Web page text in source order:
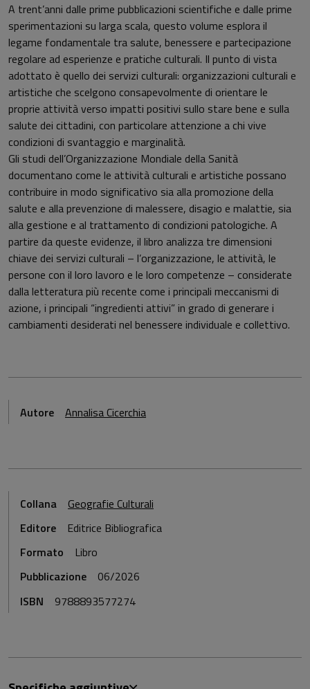
A trent’anni dalle prime pubblicazioni scientifiche e dalle prime
sperimentazioni su larga scala, questo volume esplora il
legame fondamentale tra salute, benessere e partecipazione
regolare ad esperienze e pratiche culturali. Il punto di vista
adottato è quello dei servizi culturali: organizzazioni culturali e
artistiche che scelgono consapevolmente di orientare le
proprie attività verso impatti positivi sullo stare bene e sulla
salute dei cittadini, con particolare attenzione a chi vive
condizioni di svantaggio e marginalità.
Gli studi dell’Organizzazione Mondiale della Sanità
documentano come le attività culturali e artistiche possano
contribuire in modo significativo sia alla promozione della
salute e alla prevenzione di malessere, disagio e malattie, sia
alla gestione e al trattamento di condizioni patologiche. A
partire da queste evidenze, il libro analizza tre dimensioni
chiave dei servizi culturali – l’organizzazione, le attività, le
persone con il loro lavoro e le loro competenze – considerate
dalla letteratura più recente come i principali meccanismi di
azione, i principali “ingredienti attivi” in grado di generare i
cambiamenti desiderati nel benessere individuale e collettivo.
Autore Annalisa Cicerchia
Collana
Geografie Culturali
Editore
Editrice Bibliografica
Formato
Libro
Pubblicazione
06/2026
ISBN
9788893577274